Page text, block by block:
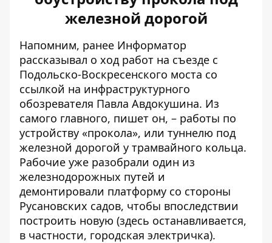
железной дорогой
Напомним, ранее Информатор
рассказывал о ход работ на съезде с
Подольско-Воскресенского моста со
ссылкой на инфраструктурного
обозревателя Павла Авдокушина. Из
самого главного, пишет он, – работы по
устройству «прокола», или туннелю под
железной дорогой у трамвайного кольца.
Рабочие уже разобрали один из
железнодорожных путей и
демонтировали платформу со стороны
Русановских садов, чтобы впоследствии
построить новую (здесь останавливается,
в частности, городская электричка).